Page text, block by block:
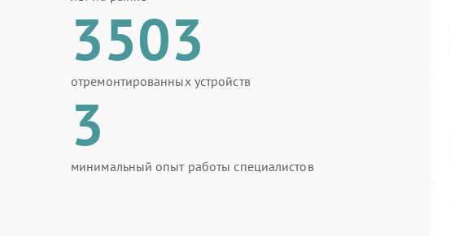
3503
отремонтированных устройств
3
минимальный опыт работы специалистов